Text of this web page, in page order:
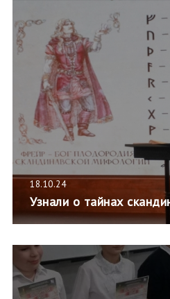
18.10.24
Узнали о тайнах